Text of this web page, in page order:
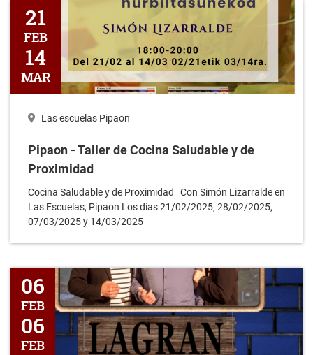
Pipaon - Taller de Cocina Saludable y de Proximidad
21
FEB
14
MAR
Las escuelas Pipaon
Pipaon - Taller de Cocina Saludable y de
Proximidad
Cocina Saludable y de Proximidad Con Simón Lizarralde en
Las Escuelas, Pipaon Los días 21/02/2025, 28/02/2025,
07/03/2025 y 14/03/2025
Herri txiki Infernu handi
06
FEB
06
FEB